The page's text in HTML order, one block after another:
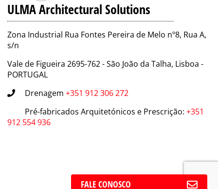
FALE CONOSCO
ULMA Architectural Solutions
Zona Industrial Rua Fontes Pereira de Melo nº8, Rua A,
s/n
Vale de Figueira 2695-762 - São João da Talha, Lisboa -
PORTUGAL
Drenagem +351 912 306 272
Pré-fabricados Arquitetónicos e Prescrição: +351
912 554 936